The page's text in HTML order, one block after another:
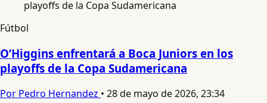
Fútbol
O’Higgins enfrentará a Boca Juniors en los
playoffs de la Copa Sudamericana
Por Pedro Hernandez • 28 de mayo de 2026, 23:34